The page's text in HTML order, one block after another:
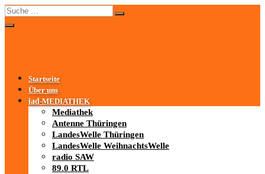
Startseite
Über uns
iad-MEDIATHEK
Mediathek
Antenne Thüringen
LandesWelle Thüringen
LandesWelle WeihnachtsWelle
radio SAW
89.0 RTL